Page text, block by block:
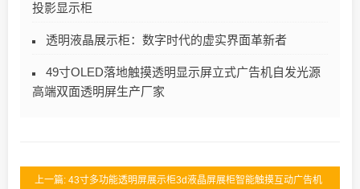
投影显示柜
透明液晶展示柜：数字时代的虚实界面革新者
49寸OLED落地触摸透明显示屏立式广告机自发光源
高端双面透明屏生产厂家
上一篇: 43寸多功能透明屏展示柜3d液晶屏展柜智能触摸互动广告机